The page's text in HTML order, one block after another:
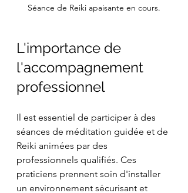
Séance de Reiki apaisante en cours.
L'importance de
l'accompagnement
professionnel
Il est essentiel de participer à des
séances de méditation guidée et de
Reiki animées par des
professionnels qualifiés. Ces
praticiens prennent soin d'installer
un environnement sécurisant et